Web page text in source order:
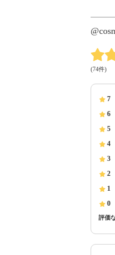
(74件)
7
6
5
4
3
2
1
0
評価